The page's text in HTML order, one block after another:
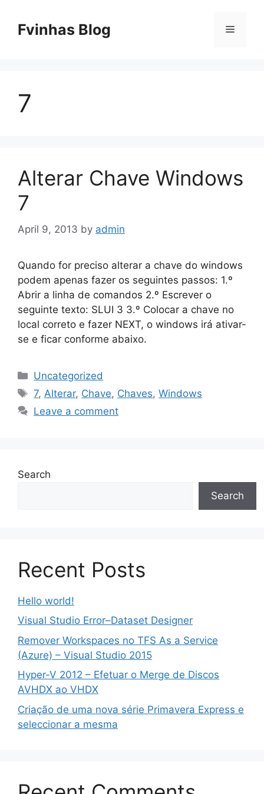
contentFvinhas Blog Menu
7
Alterar Chave Windows
7
April 9, 2013 by admin
Quando for preciso alterar a chave do windows
podem apenas fazer os seguintes passos: 1.º
Abrir a linha de comandos 2.º Escrever o
seguinte texto: SLUI 3 3.º Colocar a chave no
local correto e fazer NEXT, o windows irá ativar-
se e ficar conforme abaixo.
Categories
Uncategorized
Tags
7, Alterar, Chave, Chaves,Windows
Leave a comment
Search
Search
Recent Posts
Hello world!
Visual Studio Error–Dataset Designer
Remover Workspaces no TFS As a Service
(Azure) – Visual Studio 2015
Hyper-V 2012 – Efetuar o Merge de Discos
AVHDX ao VHDX
Criação de uma nova série Primavera Express e
seleccionar a mesma